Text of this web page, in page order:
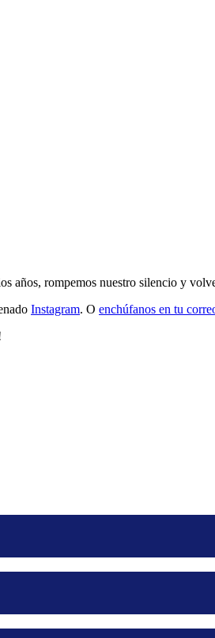
años, rompemos nuestro silencio y
Instagram. O enchúfanos en tu